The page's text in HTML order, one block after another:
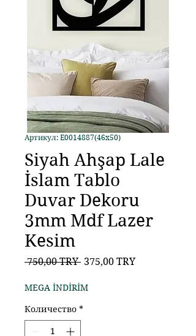
Артикул: E0014887(46x50)
Siyah Ahşap Lale
İslam Tablo
Duvar Dekoru
3mm Mdf Lazer
Kesim
750,00 TRY Обычная
375,00 TRYСпеццена
MEGA İNDİRİM
Количество *